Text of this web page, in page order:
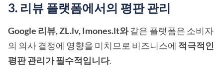
3. 리뷰 플랫폼에서의 평판 관리
Google 리뷰, ZL.lv, Imones.lt와같은 플랫폼은 소비자
의 의사 결정에 영향을 미치므로 비즈니스에 적극적인
평판 관리가 필수적입니다.